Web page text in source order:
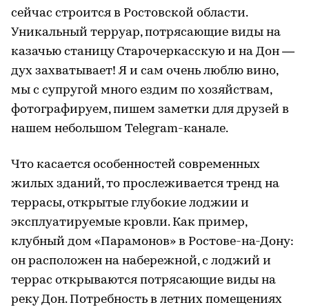
сейчас строится в Ростовской области.
Уникальный терруар, потрясающие виды на
казачью станицу Старочеркасскую и на Дон —
дух захватывает! Я и сам очень люблю вино,
мы с супругой много ездим по хозяйствам,
фотографируем, пишем заметки для друзей в
нашем небольшом Telegram-канале.
Что касается особенностей современных
жилых зданий, то прослеживается тренд на
террасы, открытые глубокие лоджии и
эксплуатируемые кровли. Как пример,
клубный дом «Парамонов» в Ростове-на-Дону:
он расположен на набережной, с лоджий и
террас открываются потрясающие виды на
реку Дон. Потребность в летних помещениях